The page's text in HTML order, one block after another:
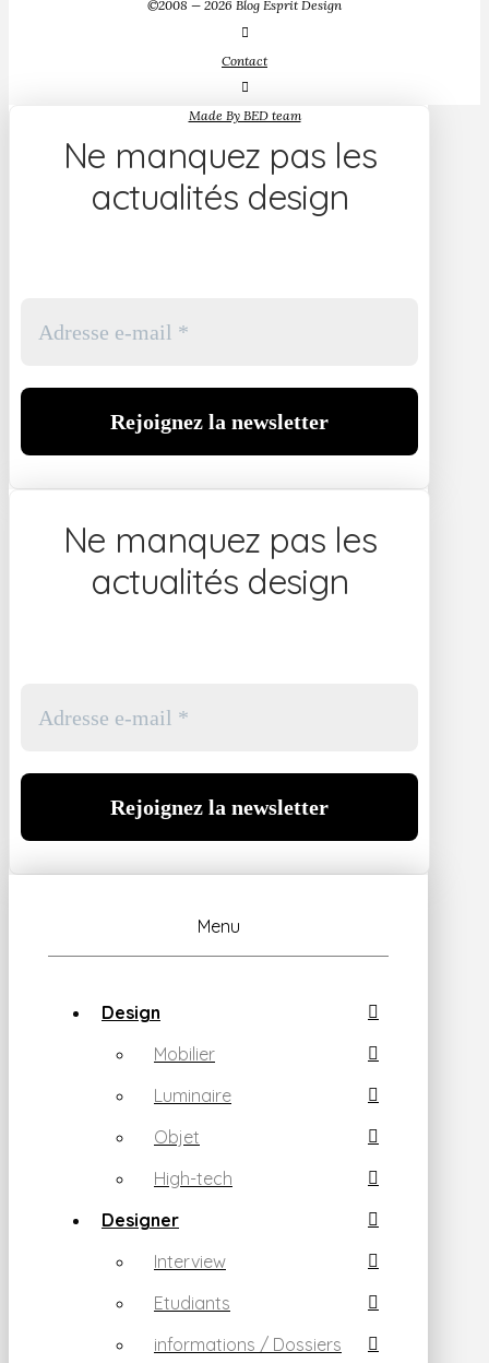
©2008 — 2026 Blog Esprit Design
Contact
Made By BED team
Ne manquez pas les
actualités design
Ne manquez pas les
actualités design
Menu
Design
Mobilier
Luminaire
Objet
High-tech
Designer
Interview
Etudiants
informations / Dossiers